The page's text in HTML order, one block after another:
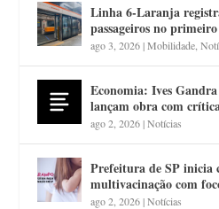
Linha 6-Laranja
passageiros no
ago 3, 2026|Mobilidade ,
Economia: Ives
lançam obra com
ago 2, 2026|Notícias
Prefeitura de SP inicia
multivacinação com
ago 2, 2026|Notícias